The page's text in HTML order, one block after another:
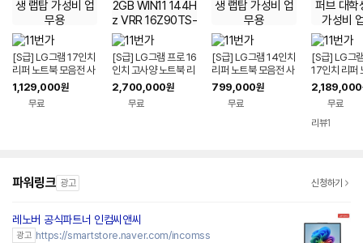
[S급] LG그램 17인치
리퍼 노트북 모음전 사
무용 게이밍 리퍼브 대
학생 랩탑 가성비 업무
1,129,000원
무료
[S급] LG그램 프로 16
인치 고사양 노트북 리
퍼 코어울트라9 2TB
32GB WIN11 144H
z VRR 16Z90TS-G.
2,700,000원
무료
[S급] LG그램 14인치
리퍼 노트북 모음전 사
무용 게이밍 리퍼브 대
학생 랩탑 가성비 업무
799,000원
무료
[S급] LG그
17인치 리퍼
음전 사무용
퍼브 대학생
비 업무용
2,189,000
무료
리뷰1
파워링크 광고 신청하기
레노버 공식파트너 인컴씨앤씨
광고 https://smartstore.naver.com/incomss